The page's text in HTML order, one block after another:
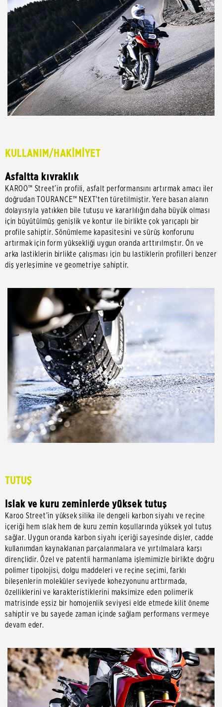
KULLANIM/HAKİMİYET
Asfaltta kıvraklık
KAROO™ Street’in profili, asfalt performansını artırmak amacı iler
doğrudan TOURANCE™ NEXT'ten türetilmiştir. Yere basan alanın
dolayısıyla yatıkken bile tutuşu ve kararlılığın daha büyük olması
için büyütülmüş genişlik ve kontur ile birlikte çok yarıçaplı bir
profile sahiptir. Sönümleme kapasitesini ve sürüş konforunu
artırmak için form yüksekliği uygun oranda arttırılmıştır. Ön ve
arka lastiklerin birlikte çalışması için bu lastiklerin profilleri benzer
diş yerleşimine ve geometriye sahiptir.
TUTUŞ
Islak ve kuru zeminlerde yüksek tutuş
Karoo Street’in yüksek silika ile dengeli karbon siyahı ve reçine
içeriği hem ıslak hem de kuru zemin koşullarında yüksek yol tutuş
sağlar. Uygun oranda karbon siyahı içeriği sayesinde dişler, cadde
kullanımdan kaynaklanan parçalanmalara ve yırtılmalara karşı
dirençlidir. Özel ve patentli harmanlama işlemimizle birlikte doğru
polimer tipolojisi, dolgu maddeleri ve reçine seçimi, farklı
bileşenlerin moleküler seviyede kohezyonunu arttırmada,
özelliklerini ve karakteristiklerini maksimize eden polimerik
matrisinde eşsiz bir homojenlik seviyesi elde etmede kilit öneme
sahiptir ve bu sayede zaman içinde sağlam performans vermeye
devam eder.